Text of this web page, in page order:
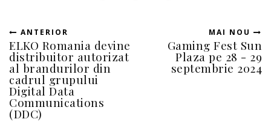
ANTERIOR
ELKO Romania devine
distribuitor autorizat
al brandurilor din
cadrul grupului
Digital Data
Communications
(DDC)
MAI NOU
Gaming Fest Sun
Plaza pe 28 - 29
septembrie 2024